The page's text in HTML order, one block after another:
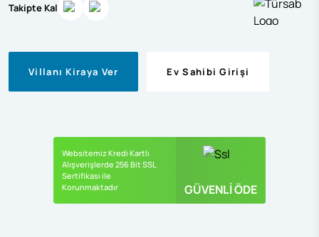
Takipte Kal
Villanı Kiraya Ver Ev Sahibi Girişi
Websitemiz Kredi Kartlı
Alışverişlerde 256 Bit SSL
Sertifikası ile
Korunmaktadır
GÜVENLİ ÖDE